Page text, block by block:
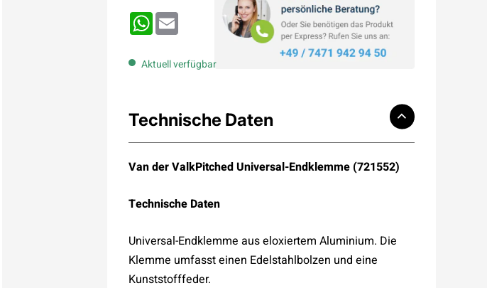
WhatsApp
Aktuell verfügbar
Technische Daten
Van der ValkPitched Universal-Endklemme (721552)
Technische Daten
Universal-Endklemme aus eloxiertem Aluminium. Die
Klemme umfasst einen Edelstahlbolzen und eine
Kunststofffeder.